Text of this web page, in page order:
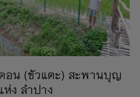
อน (ขัวแตะ) สะพานบุญ
ห่ง ลำปาง